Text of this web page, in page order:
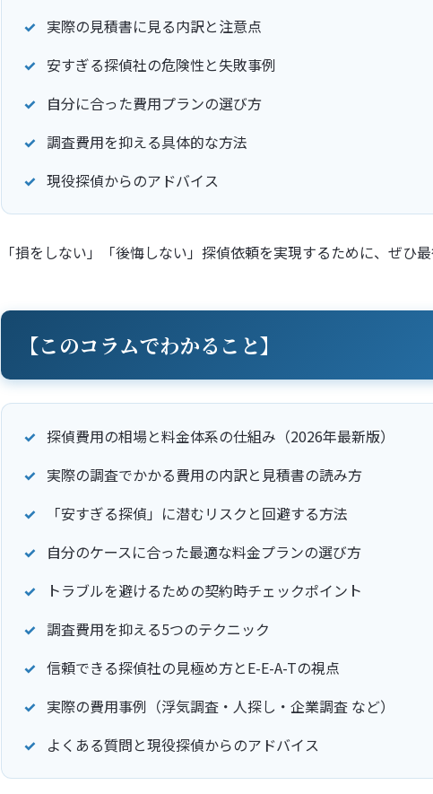
実際の見積書に見る内訳と注意点
安すぎる探偵社の危険性と失敗事例
自分に合った費用プランの選び方
調査費用を抑える具体的な方法
現役探偵からのアドバイス
「損をしない」「後悔しない」探偵依頼を実現するために、ぜひ
【このコラムでわかること】
探偵費用の相場と料金体系の仕組み（2026年最新版）
実際の調査でかかる費用の内訳と見積書の読み方
「安すぎる探偵」に潜むリスクと回避する方法
自分のケースに合った最適な料金プランの選び方
トラブルを避けるための契約時チェックポイント
調査費用を抑える5つのテクニック
信頼できる探偵社の見極め方とE-E-A-Tの視点
実際の費用事例（浮気調査・人探し・企業調査 など）
よくある質問と現役探偵からのアドバイス